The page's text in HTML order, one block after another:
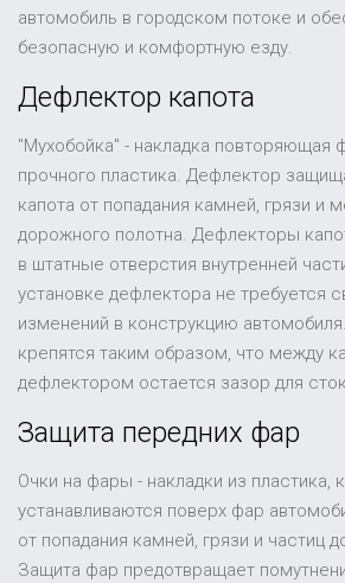
автомобиль в городском потоке и
безопасную и комфортную езду.
Дефлектор капота
"Мухобойка" - накладка повторяющая
прочного пластика. Дефлектор
капота от попадания камней, грязи и
дорожного полотна. Дефлекторы
в штатные отверстия внутренней
установке дефлектора не требуется
изменений в конструкцию
крепятся таким образом, что между
дефлектором остается зазор для
Защита передних фар
Очки на фары - накладки из пластика,
устанавливаются поверх фар
от попадания камней, грязи и частиц
Защита фар предотвращает